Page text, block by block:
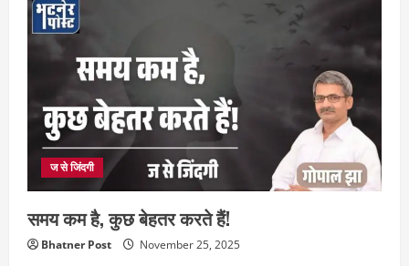
ज से जिंदगी
समय कम है, कुछ बेहतर करते हैं!
Bhatner Post November 25, 2025